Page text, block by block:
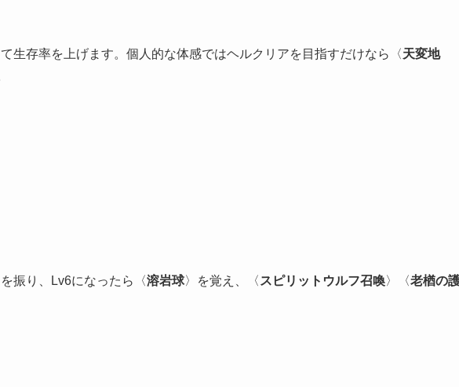
生存率を上げます。個人的な体感ではヘルクリアを目指すだけなら〈天変地
振り、Lv6になったら〈溶岩球〉を覚え、〈 スピリットウルフ召喚〉〈老楢の